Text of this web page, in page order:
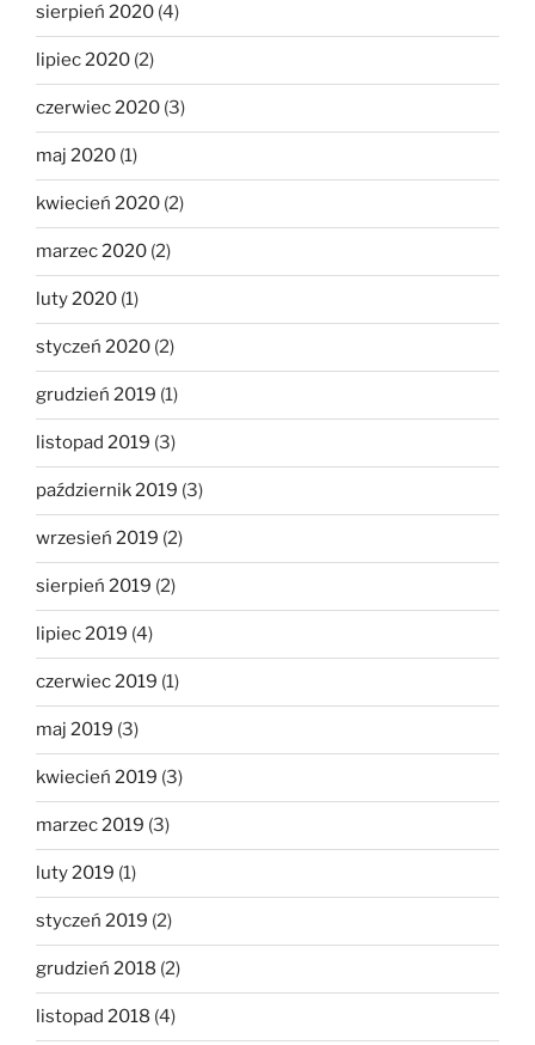
sierpień 2020 (4)
lipiec 2020 (2)
czerwiec 2020 (3)
maj 2020 (1)
kwiecień 2020 (2)
marzec 2020 (2)
luty 2020 (1)
styczeń 2020 (2)
grudzień 2019 (1)
listopad 2019 (3)
październik 2019 (3)
wrzesień 2019 (2)
sierpień 2019 (2)
lipiec 2019 (4)
czerwiec 2019 (1)
maj 2019 (3)
kwiecień 2019 (3)
marzec 2019 (3)
luty 2019 (1)
styczeń 2019 (2)
grudzień 2018 (2)
listopad 2018 (4)